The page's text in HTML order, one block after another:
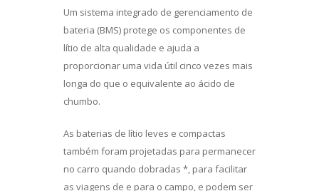
Um sistema integrado de gerenciamento de
bateria (BMS) protege os componentes de
lítio de alta qualidade e ajuda a
proporcionar uma vida útil cinco vezes mais
longa do que o equivalente ao ácido de
chumbo.
As baterias de lítio leves e compactas
também foram projetadas para permanecer
no carro quando dobradas *, para facilitar
as viagens de e para o campo, e podem ser